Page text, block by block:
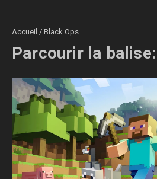
Accueil / Black Ops
Parcourir la